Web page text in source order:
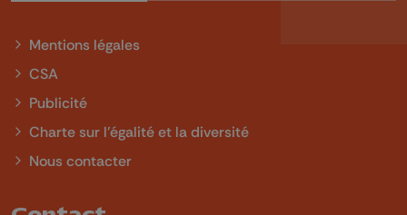
Mentions légales
CSA
Publicité
Charte sur l'égalité et la diversité
Nous contacter